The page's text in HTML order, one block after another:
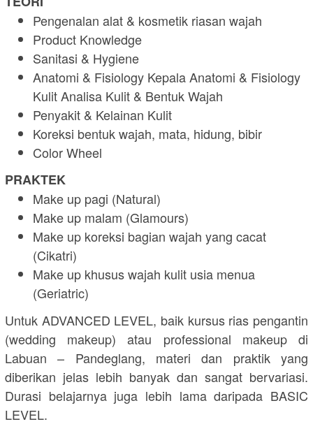
Pengenalan alat & kosmetik riasan wajah
Product Knowledge
Sanitasi & Hygiene
Anatomi & Fisiology Kepala Anatomi & Fisiology
Kulit Analisa Kulit & Bentuk Wajah
Penyakit & Kelainan Kulit
Koreksi bentuk wajah, mata, hidung, bibir
Color Wheel
PRAKTEK
Make up pagi (Natural)
Make up malam (Glamours)
Make up koreksi bagian wajah yang cacat
(Cikatri)
Make up khusus wajah kulit usia menua
(Geriatric)
Untuk ADVANCED LEVEL, baik kursus rias pengantin
(wedding makeup) atau professional makeup di
Labuan – Pandeglang, materi dan praktik yang
diberikan jelas lebih banyak dan sangat bervariasi.
Durasi belajarnya juga lebih lama daripada BASIC
LEVEL.